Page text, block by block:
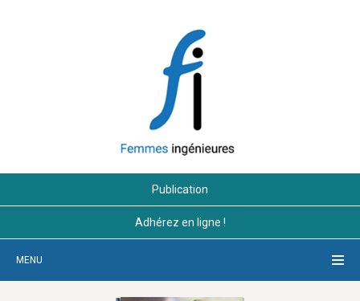
Publication
Adhérez en ligne !
MENU